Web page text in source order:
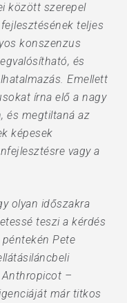
között szerepel
teljes
konszenzus
és
Emellett
írna elő a nagy
és megtiltaná az
képesek
vagy a
olyan időszakra
teszi a kérdés
Pete
–
már titkos